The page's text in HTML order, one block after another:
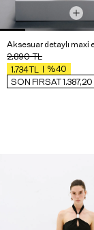
2.890TL
1.734TL
%40
SON FIRSAT 1.387,20